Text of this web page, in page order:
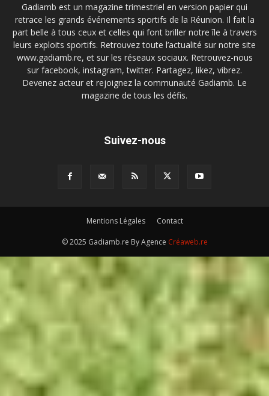
Gadiamb est un magazine trimestriel en version papier qui
retrace les grands événements sportifs de la Réunion. Il fait la
part belle à tous ceux et celles qui font briller notre île à travers
leurs exploits sportifs. Retrouvez toute l’actualité sur notre site
www.gadiamb.re, et sur les réseaux sociaux. Retrouvez-nous
sur facebook, instagram, twitter. Partagez, likez, vibrez.
Devenez acteur et rejoignez la communauté Gadiamb. Le
magazine de tous les défis.
Suivez-nous
Mentions Légales Contact
© 2025 Gadiamb.re By Agence Créaweb.re